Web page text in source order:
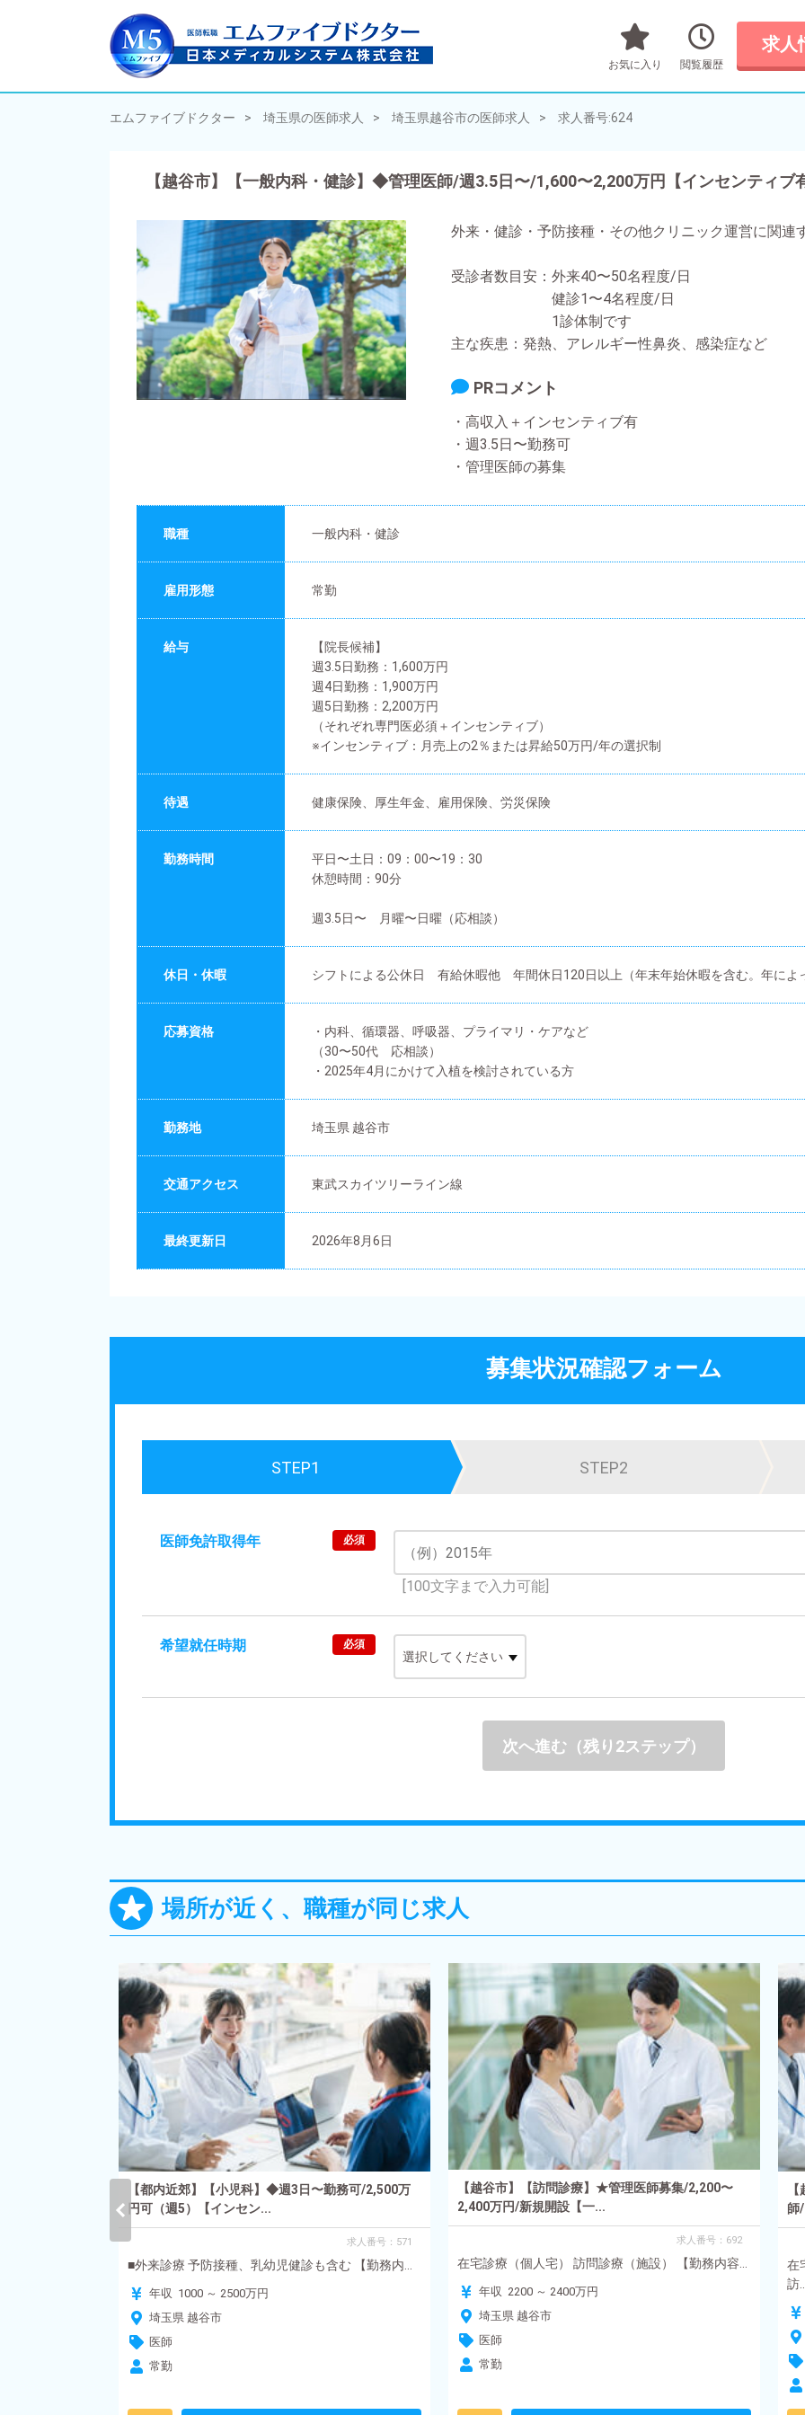
お気に入り 閲覧履歴
求人
エムファイブドクター 埼玉県の医師求人 埼玉県越谷市の医師求人 求人番号:624
【越谷市】【一般内科・健診】◆管理医師/週3.5日〜/1,600〜2,200万円【インセンティブ
外来・健診・予防接種・その他クリニック運営に関連
受診者数目安：外来40〜50名程度/日
健診1〜4名程度/日
1診体制です
主な疾患：発熱、アレルギー性鼻炎、感染症など
PRコメント
・高収入＋インセンティブ有
・週3.5日〜勤務可
・管理医師の募集
職種 一般内科・健診
雇用形態 常勤
給与
【院長候補】
週3.5日勤務：1,600万円
週4日勤務：1,900万円
週5日勤務：2,200万円
（それぞれ専門医必須＋インセンティブ）
※インセンティブ：月売上の2％または昇給50万円/年の選択制
待遇 健康保険、厚生年金、雇用保険、労災保険
勤務時間
平日〜土日：09：00〜19：30
休憩時間：90分
週3.5日〜 月曜〜日曜（応相談）
休日・休暇 シフトによる公休日 有給休暇他 年間休日120日以上（年末年始休暇を含む。年によ
応募資格
・内科、循環器、呼吸器、プライマリ・ケアなど
（30〜50代 応相談）
・2025年4月にかけて入植を検討されている方
勤務地 埼玉県 越谷市
交通アクセス 東武スカイツリーライン線
最終更新日 2026年8月6日
募集状況確認フォーム
STEP1 STEP2
医師免許取得年 必須
[100文字まで入力可能]
希望就任時期 必須
次へ進む（残り2ステップ）
場所が近く、職種が同じ求人
【都内近郊】【小児科】◆週3日〜勤務可/2,500万
円可（週5）【インセン...
求人番号：571
■外来診療 予防接種、乳幼児健診も含む 【勤務内...
年収 1000 ～ 2500万円
埼玉県 越谷市
医師
常勤
【越谷市】【訪問診療】★管理医師募集/2,200〜
2,400万円/新規開設【一...
求人番号：692
在宅診療（個人宅） 訪問診療（施設） 【勤務内容...
年収 2200 ～ 2400万円
埼玉県 越谷市
医師
常勤
師
在
訪...